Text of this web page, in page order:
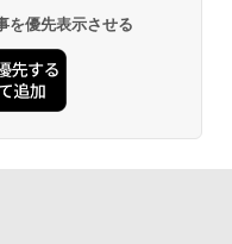
を優先表示させる